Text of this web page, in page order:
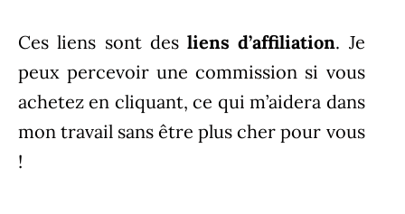
Ces liens sont desliens d’affiliation. Je
peux percevoir une commission si vous
achetez en cliquant, ce qui m’aidera dans
mon travail sans être plus cher pour vous
!